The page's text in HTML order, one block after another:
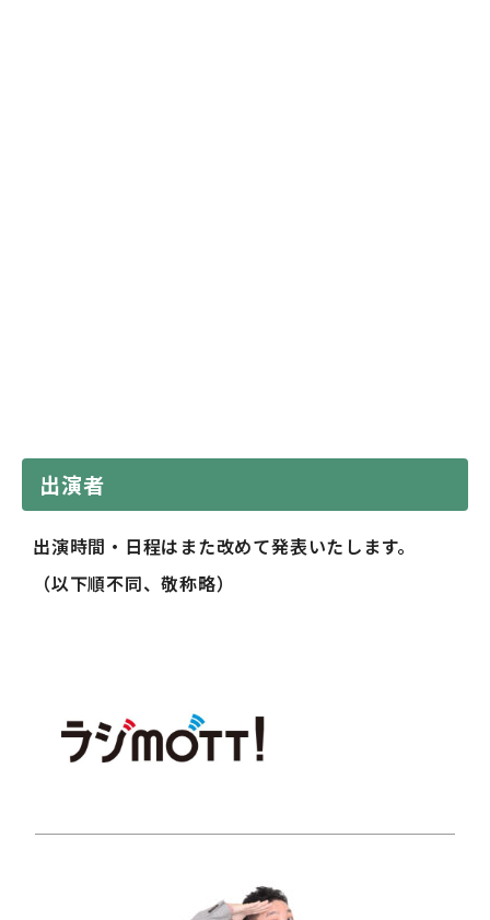
出演者
出演時間・日程はまた改めて発表いたします。
（以下順不同、敬称略）